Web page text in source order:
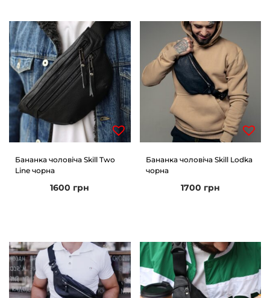
Бананка чоловіча Skill Two
Line чорна
1600 грн
Бананка чоловіча Skill Lodka
чорна
1700 грн